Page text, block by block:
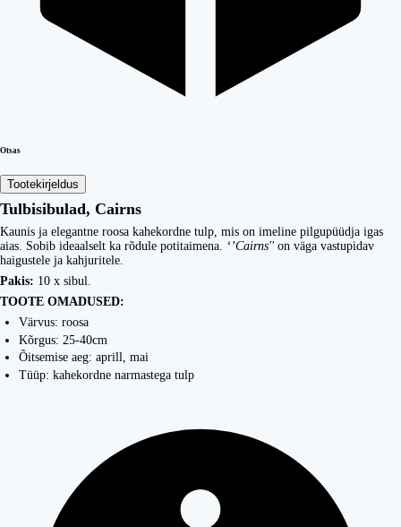
Otsas
Tootekirjeldus
Tulbisibulad, Cairns
Kaunis ja elegantne roosa kahekordne tulp, mis on imeline pilgupüüdja igas
aias. Sobib ideaalselt ka rõdule potitaimena. ‘’Cairns'' on väga vastupidav
haigustele ja kahjuritele.
Pakis: 10 x sibul.
TOOTE OMADUSED:
Värvus: roosa
Kõrgus: 25-40cm
Õitsemise aeg: aprill, mai
Tüüp: kahekordne narmastega tulp